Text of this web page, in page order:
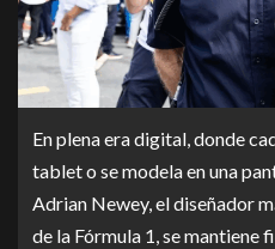
En plena era digital, donde
tablet o se modela en una
Adrian Newey, el diseñador
de la Fórmula 1, se mantiene